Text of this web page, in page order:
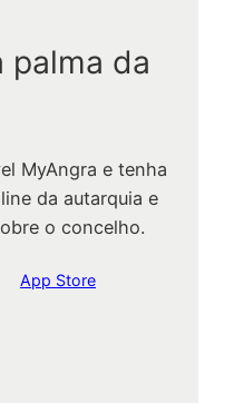
palma da
MyAngra e tenha
da autarquia e
o concelho.
App Store